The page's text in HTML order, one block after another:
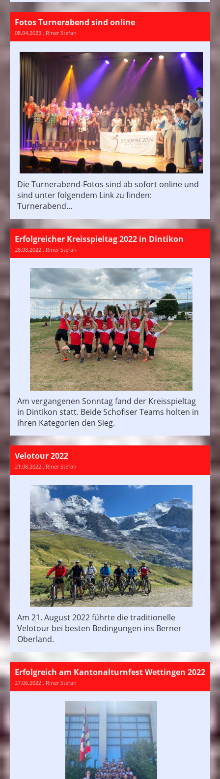
Fotos Turnerabend sind online
08.04.2023 , Riner Stefan
Die Turnerabend-Fotos sind ab sofort online und
sind unter folgendem Link zu finden:
Turnerabend...
Erfolgreicher Kreisspieltag 2022 in Dintikon
28.08.2022 , Riner Stefan
Am vergangenen Sonntag fand der Kreisspieltag
in Dintikon statt. Beide Schofiser Teams holten in
ihren Kategorien den Sieg.
Velotour 2022
21.08.2022 , Riner Stefan
Am 21. August 2022 führte die traditionelle
Velotour bei besten Bedingungen ins Berner
Oberland.
Erfolgreich am Kantonalturnfest Wettingen 2022
27.06.2022 , Riner Stefan